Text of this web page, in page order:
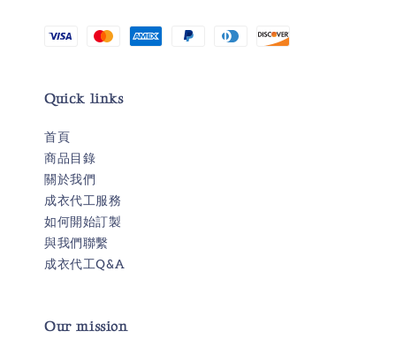
Quick links
首頁
商品目錄
關於我們
成衣代工服務
如何開始訂製
與我們聯繫
成衣代工Q&A
Our mission